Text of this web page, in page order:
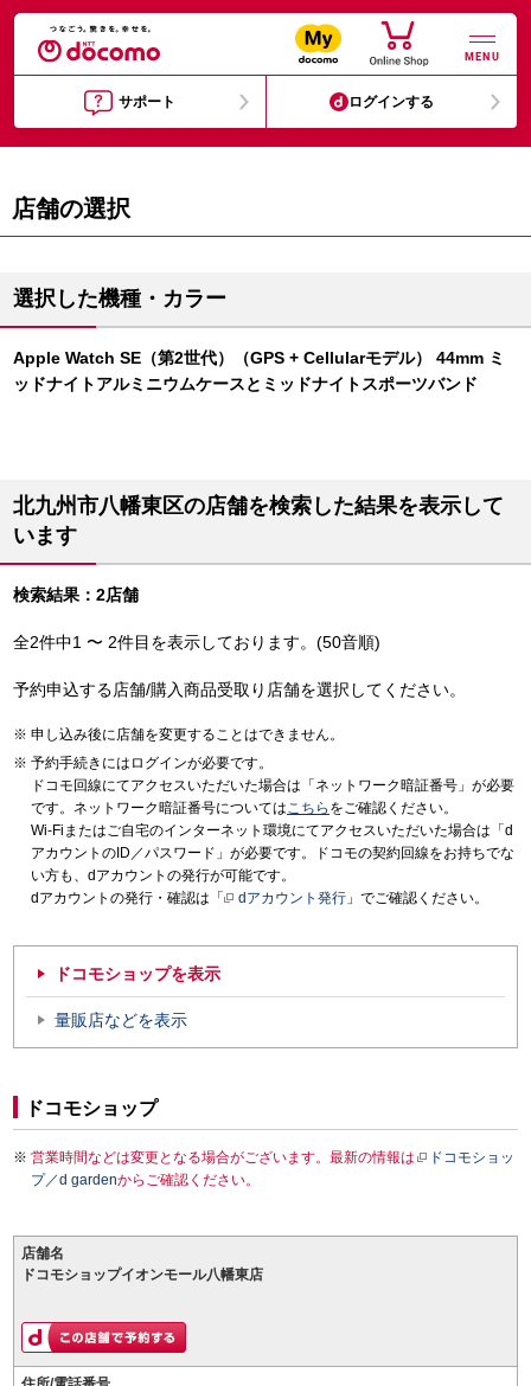
MENU
サポート ログインする
店舗の選択
選択した機種・カラー
Apple Watch SE（第2世代）（GPS + Cellularモデル） 44mm ミ
ッドナイトアルミニウムケースとミッドナイトスポーツバンド
北九州市八幡東区の店舗を検索した結果を表示して
います
検索結果：2店舗
全2件中1 〜 2件目を表示しております。(50音順)
予約申込する店舗/購入商品受取り店舗を選択してください。
申し込み後に店舗を変更することはできません。
予約手続きにはログインが必要です。
ドコモ回線にてアクセスいただいた場合は「ネットワーク暗証番号」が必要
です。ネットワーク暗証番号についてはこちら をご確認ください。
Wi-Fiまたはご自宅のインターネット環境にてアクセスいただいた場合は「d
アカウントのID／パスワード」が必要です。ドコモの契約回線をお持ちでな
い方も、dアカウントの発行が可能です。
dアカウントの発行・確認は「
dアカウント発行 」でご確認ください。
ドコモショップを表示
量販店などを表示
ドコモショップ
営業時間などは変更となる場合がございます。最新の情報は
ドコモショッ
プ／d gardenからご確認ください。
店舗名
ドコモショップイオンモール八幡東店